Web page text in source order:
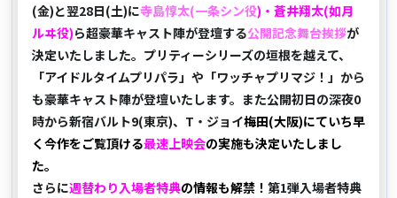
(金)と翌28日(土)に寺島惇太(一条シン役)・蒼井翔太(如月
ルヰ役)ら超豪華キャスト陣が登壇する公開記念舞台挨拶が
決定いたしました。プリティーシリーズの垣根を越えて、
「アイドルタイムプリパラ」や「ワッチャプリマジ！」から
も豪華キャスト陣が登壇いたします。また公開初日の深夜0
時から新宿バルト9(東京)、T・ジョイ梅田(大阪)にていち早
く今作をご覧頂ける最速上映会の実施も決定いたしまし
た。
さらに週替わり入場者特典の情報も解禁！ 第1弾入場者特典